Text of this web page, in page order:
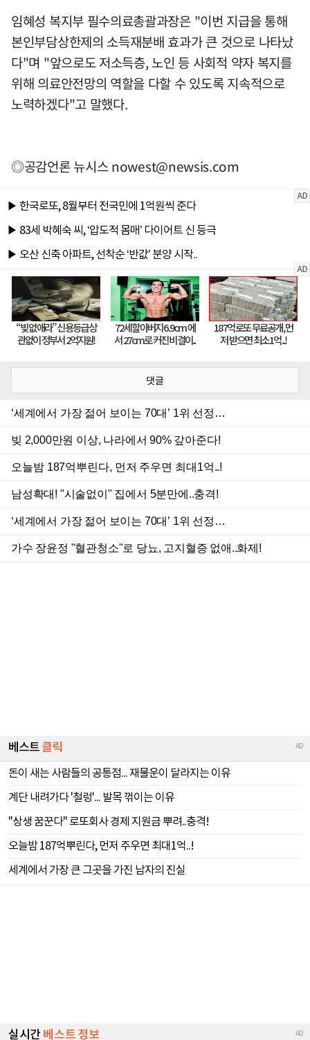
임혜성 복지부 필수의료총괄과장은 "이번 지급을 통해
본인부담상한제의 소득재분배 효과가 큰 것으로 나타났
다"며 "앞으로도 저소득층, 노인 등 사회적 약자 복지를
위해 의료안전망의 역할을 다할 수 있도록 지속적으로
노력하겠다"고 말했다.
◎공감언론 뉴시스nowest@newsis.com
댓글